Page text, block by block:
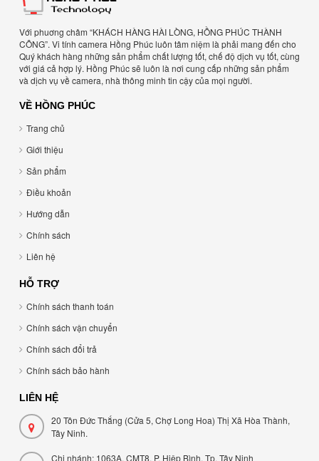
Với phuơng châm “KHÁCH HÀNG HÀI LÒNG, HỒNG PHÚC THÀNH
CÔNG”. Vi tính camera Hồng Phúc luôn tâm niệm là phải mang đến cho
Quý khách hàng những sản phẩm chất lượng tốt, chế độ dịch vụ tốt, cùng
với giá cả hợp lý. Hồng Phúc sẽ luôn là nơi cung cấp những sản phẩm
và dịch vụ về camera, nhà thông minh tin cậy của mọi người.
VỀ HỒNG PHÚC
Trang chủ
Giới thiệu
Sản phẩm
Điều khoản
Hướng dẫn
Chính sách
Liên hệ
HỖ TRỢ
Chính sách thanh toán
Chính sách vận chuyển
Chính sách đổi trả
Chính sách bảo hành
LIÊN HỆ
20 Tôn Đức Thắng (Cửa 5, Chợ Long Hoa) Thị Xã Hòa Thành,
Tây Ninh.
Chi nhánh: 1063A, CMT8, P. Hiệp Bình, Tp. Tây Ninh